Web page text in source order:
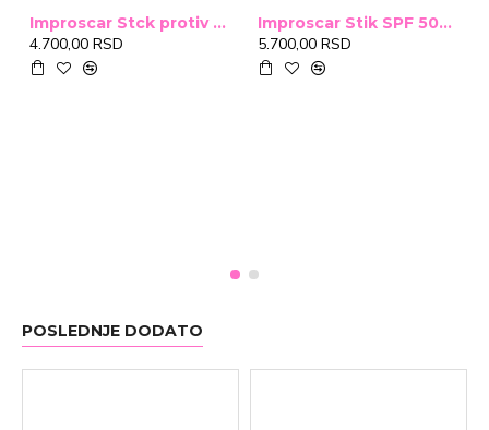
Improscar Stck protiv ožiljaka 4,6g
4.700,00 RSD
Improscar Stik SPF 50+ Conceal 6,9g (tonirani)
5.700,00 RSD
POSLEDNJE DODATO